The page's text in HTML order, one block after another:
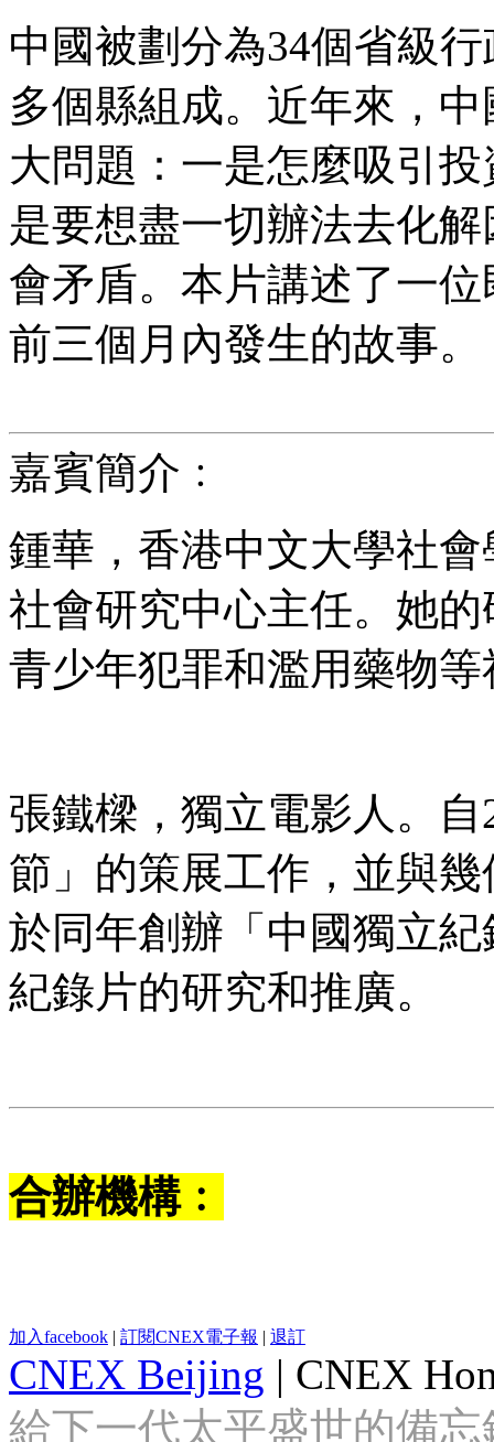
中國被劃分為34個省級
多個縣組成。近年來，
大問題：一是怎麼吸引
是要想盡一切辦法去化
會矛盾。本片講述了一
前三個月內發生的故事。
嘉賓簡介﹕
鍾華，香港中文大學社
社會研究中心主任。她
青少年犯罪和濫用藥物
張鐵樑，獨立電影人。
節」的策展工作，並與
於同年創辦「中國獨立
紀錄片的研究和推廣。
合辦機構﹕
加入facebook | 訂閱CNEX電子報 | 退訂
CNEX Beijing | CNEX
給下一代太平盛世的備忘